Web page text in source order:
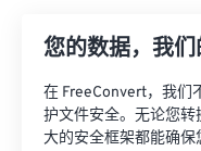
您的数据，我
在 FreeConvert，我们
护文件安全。无论您
大的安全框架都能确